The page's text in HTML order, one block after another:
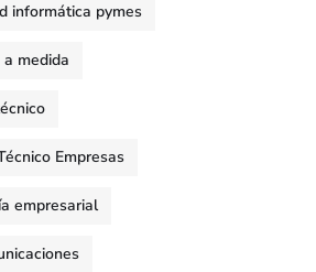
informática pymes
medida
Empresas
empresarial